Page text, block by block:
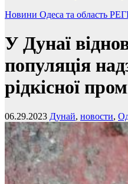
Новини Одеса та область
У Дунаї
популяція
рідкісної
06.29.2023 Дунай, новости,